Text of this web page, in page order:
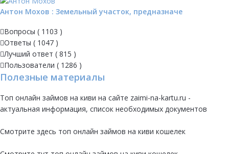
Антон Мохов : Земельный участок, предназначе
Вопросы ( 1103 )
Ответы ( 1047 )
Лучший ответ ( 815 )
Пользователи ( 1286 )
Полезные материалы
Топ онлайн займов на киви на сайте zaimi-na-kartu.ru -
актуальная информация, список необходимых документов
Смотрите здесь топ онлайн займов на киви кошелек